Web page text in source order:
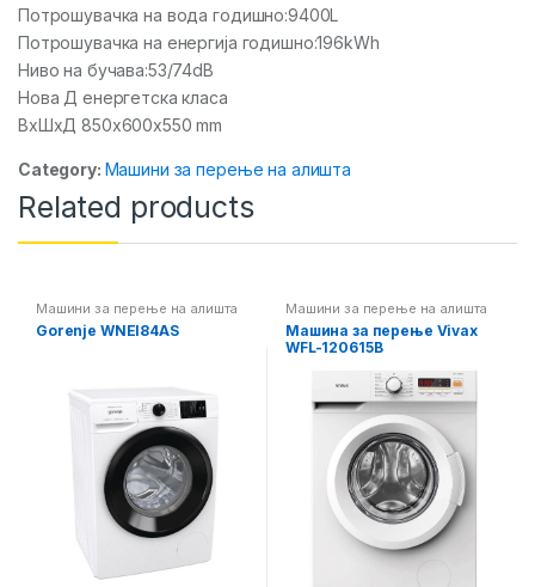
Потрошувачка на вода годишно:9400L
Потрошувачка на енергија годишно:196kWh
Ниво на бучава:53/74dB
Нова Д енергетска класа
ВхШхД 850x600x550 mm
Category: Машини за перење на алишта
Related products
Машини за перење на алишта
Gorenje WNEI84AS
Машини за перење на алишта
Машина за перење Vivax
WFL-120615B